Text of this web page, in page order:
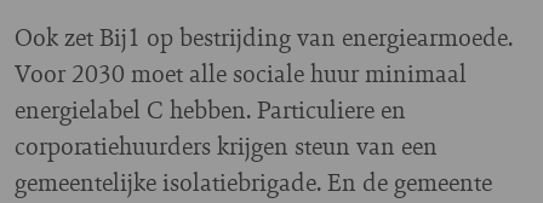
Ook zet Bij1 op bestrijding van energiearmoede.
Voor 2030 moet alle sociale huur minimaal
energielabel C hebben. Particuliere en
corporatiehuurders krijgen steun van een
gemeentelijke isolatiebrigade. En de gemeente